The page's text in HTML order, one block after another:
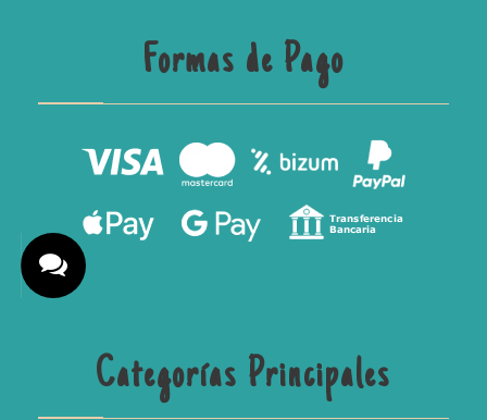
Formas de Pago
Categorías Principales